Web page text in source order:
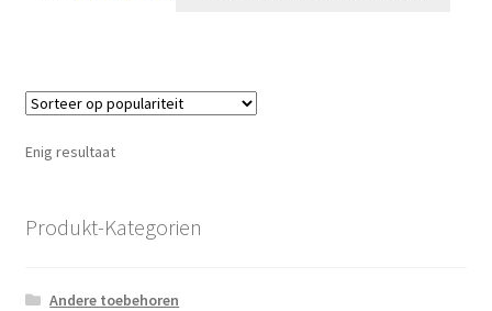
Enig resultaat
Produkt-Kategorien
Andere toebehoren